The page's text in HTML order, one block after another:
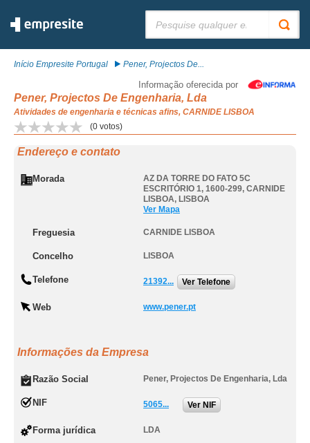
Início Empresite Portugal Pener, Projectos De...
Informação oferecida por
Pener, Projectos De Engenharia, Lda
Atividades de engenharia e técnicas afins, CARNIDE LISBOA
(0 votos)
Endereço e contato
Morada
AZ DA TORRE DO FATO 5C
ESCRITÓRIO 1, 1600-299, CARNIDE
LISBOA, LISBOA
Ver Mapa
Freguesia CARNIDE LISBOA
Concelho LISBOA
Telefone 21392... Ver Telefone
Web www.pener.pt
Informações da Empresa
Razão Social Pener, Projectos De Engenharia, Lda
NIF 5065... Ver NIF
Forma jurídica LDA